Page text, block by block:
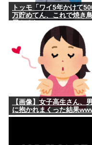
トッモ「ワイ5年かけて
万貯めてん、これで焼き鳥
【画像】女子高生さん、男
に抱かれまくった結果